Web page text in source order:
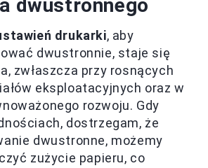
dwustronnego
drukarki, aby
dwustronnie, staje się
zwłaszcza przy rosnących
eksploatacyjnych oraz w
rozwoju. Gdy
dostrzegam, że
dwustronne, możemy
zużycie papieru, co